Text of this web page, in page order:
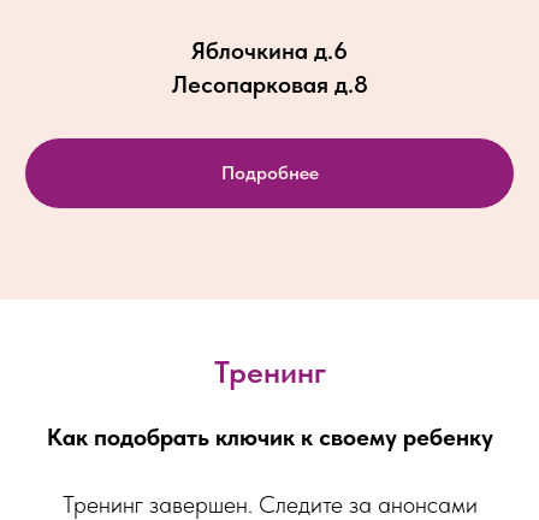
Яблочкина д.6
Лесопарковая д.8
Подробнее
Тренинг
Как подобрать ключик к своему ребенку
Тренинг завершен. Следите за анонсами